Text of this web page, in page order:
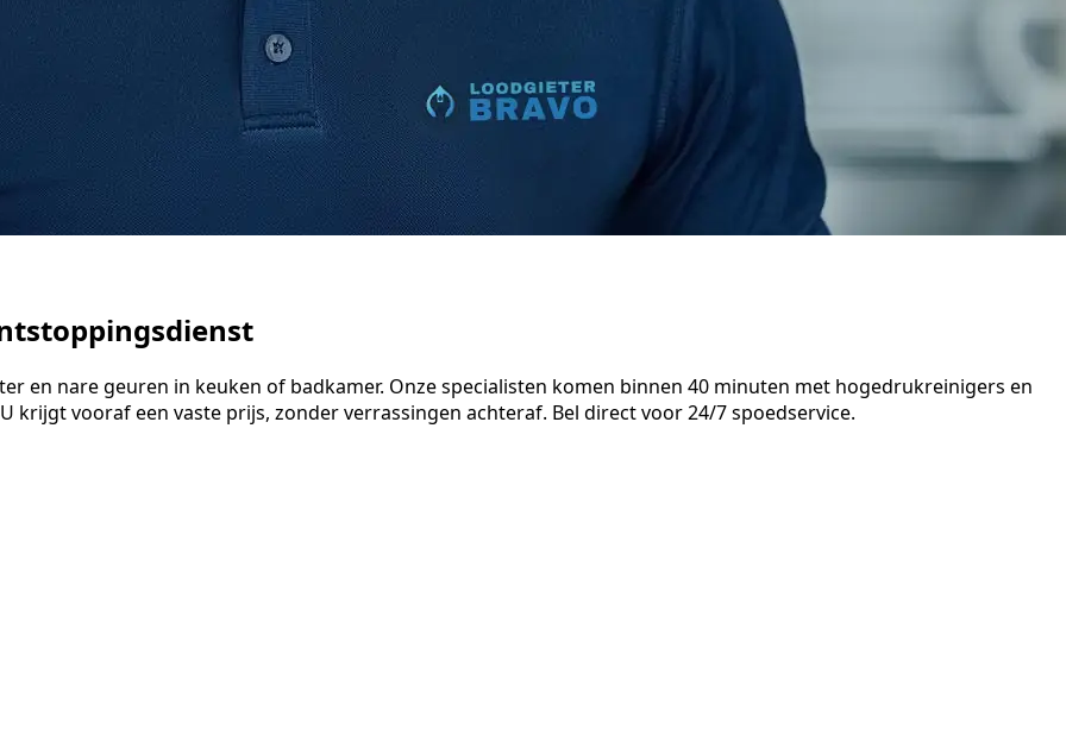
en nare geuren in keuken of badkamer. Onze specialisten komen binnen 40 minuten met hogedrukreinigers en
krijgt vooraf een vaste prijs, zonder verrassingen achteraf. Bel direct voor 24/7 spoedservice.